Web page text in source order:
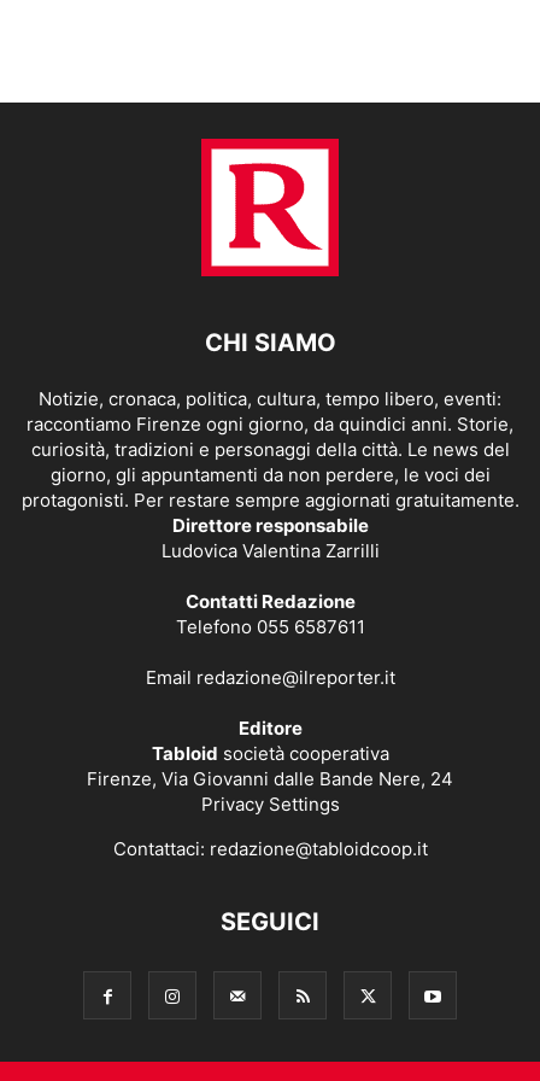
CHI SIAMO
Notizie, cronaca, politica, cultura, tempo libero, eventi:
raccontiamo Firenze ogni giorno, da quindici anni. Storie,
curiosità, tradizioni e personaggi della città. Le news del
giorno, gli appuntamenti da non perdere, le voci dei
protagonisti. Per restare sempre aggiornati gratuitamente.
Direttore responsabile
Ludovica Valentina Zarrilli
Contatti Redazione
Telefono 055 6587611
Email redazione@ilreporter.it
Editore
Tabloid società cooperativa
Firenze, Via Giovanni dalle Bande Nere, 24
Privacy Settings
Contattaci: redazione@tabloidcoop.it
SEGUICI